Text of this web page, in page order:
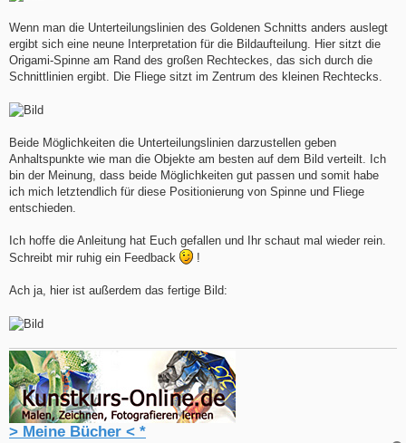
Wenn man die Unterteilungslinien des Goldenen Schnitts anders auslegt
ergibt sich eine neune Interpretation für die Bildaufteilung. Hier sitzt die
Origami-Spinne am Rand des großen Rechteckes, das sich durch die
Schnittlinien ergibt. Die Fliege sitzt im Zentrum des kleinen Rechtecks.
Beide Möglichkeiten die Unterteilungslinien darzustellen geben
Anhaltspunkte wie man die Objekte am besten auf dem Bild verteilt. Ich
bin der Meinung, dass beide Möglichkeiten gut passen und somit habe
ich mich letztendlich für diese Positionierung von Spinne und Fliege
entschieden.
Ich hoffe die Anleitung hat Euch gefallen und Ihr schaut mal wieder rein.
Schreibt mir ruhig ein Feedback
!
Ach ja, hier ist außerdem das fertige Bild:
> Meine Bücher < *